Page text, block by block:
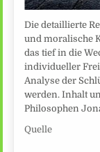
Die detaillierte
und moralische
das tief in die
individueller
Analyse der
werden. Inhalt
Philosophen
Quelle